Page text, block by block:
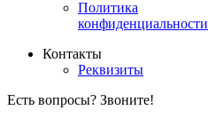
Политика
конфиденциальности
Контакты
Реквизиты
Есть вопросы? Звоните!